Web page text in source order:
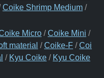
Coike Shrimp Medium /
Micro /Coike Mini /
material /Coike-F /Coi
/ Kyu Coike / Kyu Coike